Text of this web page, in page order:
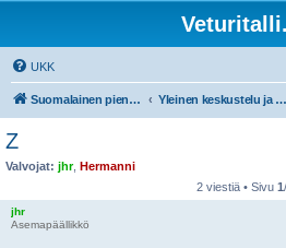
UKK
Suomalainen pienoisrautatiefoorumi Yleinen keskustelu ja muut mittakaavat
Z
Valvojat: jhr, Hermanni
2 viestiä • Sivu 1/
jhr
Asemapäällikkö